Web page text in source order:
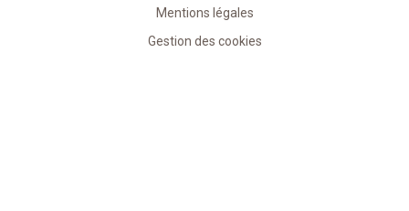
Mentions légales
Gestion des cookies